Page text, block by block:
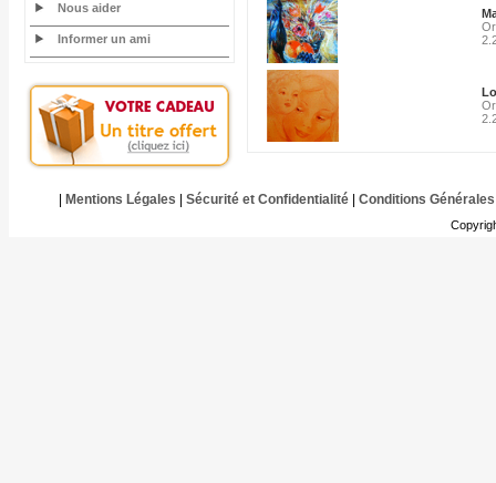
Nous aider
Informer un ami
Mentions Légales Sécurité et Confidentialité| Conditions Générales